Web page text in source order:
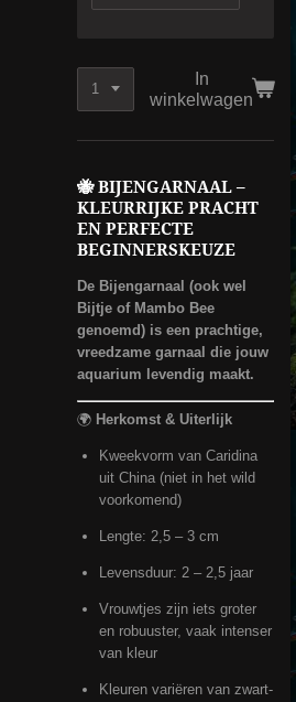
In
winkelwagen
🐝BIJENGARNAAL –
KLEURRIJKE PRACHT
EN PERFECTE
BEGINNERSKEUZE
De Bijengarnaal (ook wel
Bijtje of Mambo Bee
genoemd) is een prachtige,
vreedzame garnaal die jouw
aquarium levendig maakt.
🌍 Herkomst & Uiterlijk
Kweekvorm van Caridina
uit China (niet in het wild
voorkomend)
Lengte: 2,5 – 3 cm
Levensduur: 2 – 2,5 jaar
Vrouwtjes zijn iets groter
en robuuster, vaak intenser
van kleur
Kleuren variëren van zwart-